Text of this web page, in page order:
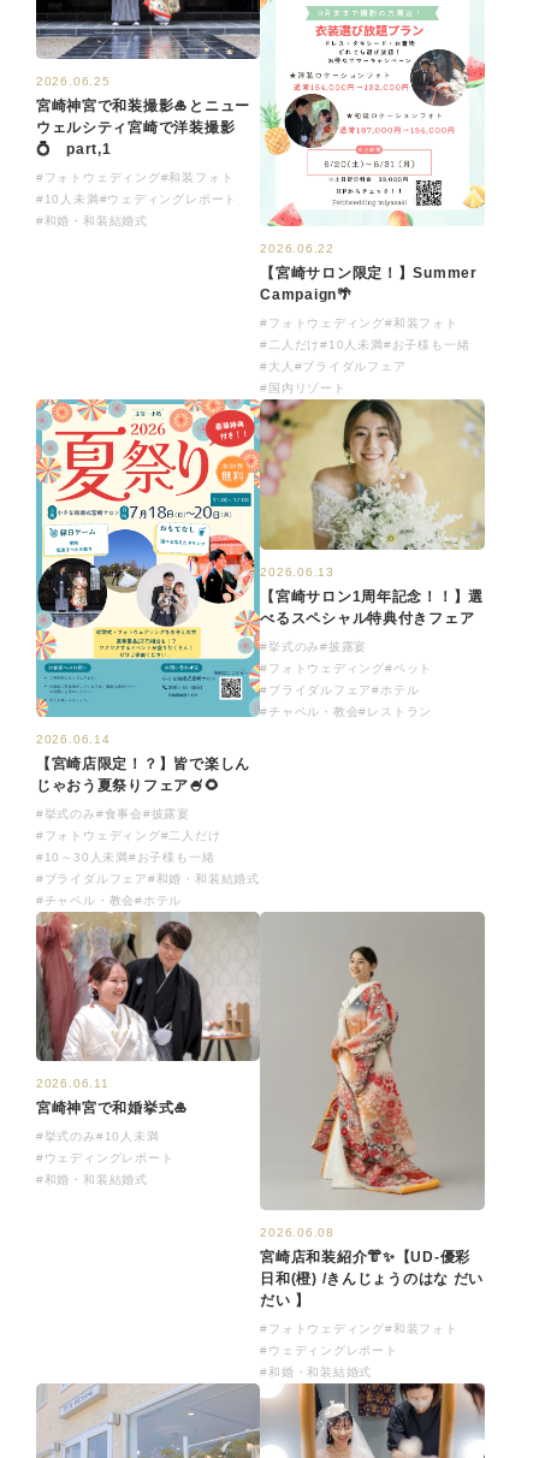
2026.06.25
宮崎神宮で和装撮影🎍とニュー
ウェルシティ宮崎で洋装撮影
💍 part,1
#フォトウェディング#和装フォト
#10人未満#ウェディングレポート
#和婚・和装結婚式
2026.06.22
【宮崎サロン限定！】Summer
Campaign🌴
#フォトウェディング#和装フォト
#二人だけ#10人未満#お子様も一緒
#大人 #ブライダルフェア
#国内リゾート
2026.06.14
【宮崎店限定！？】皆で楽しん
じゃおう夏祭りフェア🍧🌻
#挙式のみ#食事会#披露宴
#フォトウェディング#二人だけ
#10～30人未満#お子様も一緒
#ブライダルフェア#和婚・和装結婚式
#チャペル・教会#ホテル
2026.06.13
【宮崎サロン1周年記念！！】選
べるスペシャル特典付きフェア
#挙式のみ#披露宴
#フォトウェディング#ペット
#ブライダルフェア#ホテル
#チャペル・教会#レストラン
2026.06.11
宮崎神宮で和婚挙式🎍
#挙式のみ#10人未満
#ウェディングレポート
#和婚・和装結婚式
2026.06.08
宮崎店和装紹介👘✨【UD-優彩
日和(橙) /きんじょうのはな だい
だい 】
#フォトウェディング#和装フォト
#ウェディングレポート
#和婚・和装結婚式